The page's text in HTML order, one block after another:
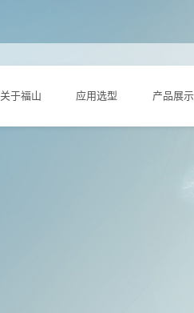
关于福山 应用选型 产品展示